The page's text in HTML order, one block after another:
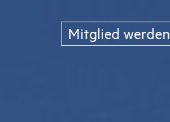
Mitglied werden